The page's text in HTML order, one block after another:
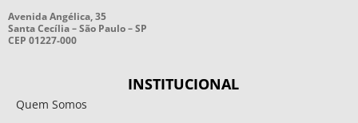
Avenida Angélica, 35
Santa Cecília – São Paulo – SP
CEP 01227-000
INSTITUCIONAL
Quem Somos